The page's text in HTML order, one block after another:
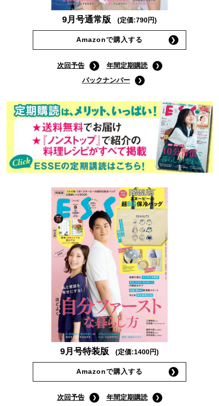
9月号通常版 (定価:790円)
Amazonで購入する
次回予告
年間定期購読
バックナンバー
9月号特装版 (定価:1400円)
Amazonで購入する
次回予告
年間定期購読